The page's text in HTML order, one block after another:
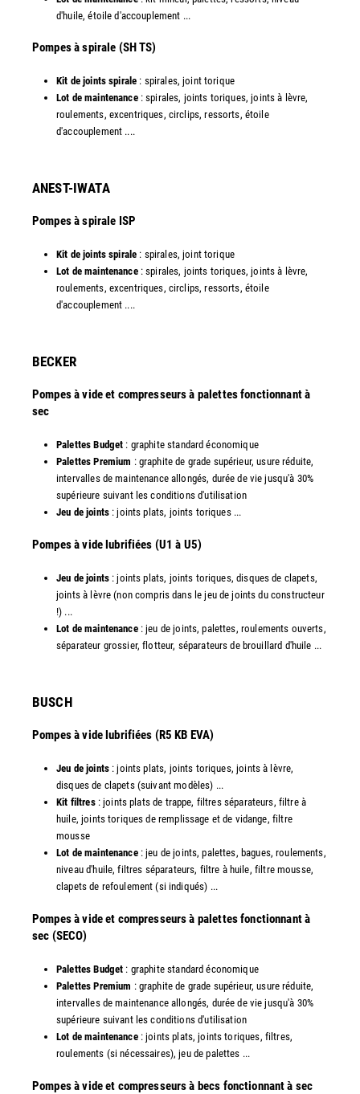
d'huile, étoile d'accouplement ...​
​Pompes à spirale (SH TS)
Kit de joints spirale : spirales, joint torique
Lot de maintenance: spirales, joints toriques, joints à lèvre,
roulements, excentriques, circlips, ressorts, étoile
d'accouplement ....​
ANEST-IWATA
Pompes à spirale ISP
Kit de joints spirale : spirales, joint torique
Lot de maintenance: spirales, joints toriques, joints à lèvre,
roulements, excentriques, circlips, ressorts, étoile
d'accouplement ....
​BECKER
Pompes à vide et compresseurs à palettes fonctionnant à
sec
Palettes Budget : graphite standard économique
Palettes Premium : graphite de grade supérieur, usure réduite,
intervalles de maintenance allongés, durée de vie jusqu'à 30%
supérieure suivant les conditions d'utilisation
Jeu de joints: joints plats, joints toriques ...
​Pompes à vide lubrifiées (U1 à U5)
Jeu de joints: joints plats, joints toriques, disques de clapets,
joints à lèvre (non compris dans le jeu de joints du constructeur
!) ...
Lot de maintenance: jeu de joints, palettes, roulements ouverts,
séparateur grossier, flotteur, séparateurs de brouillard d'huile ...
​BUSCH
Pompes à vide lubrifiées (R5 KB EVA)
Jeu de joints : joints plats, joints toriques, joints à lèvre,
disques de clapets (suivant modèles) ...
Kit filtres: joints plats de trappe, filtres séparateurs, filtre à
huile, joints toriques de remplissage et de vidange, filtre
mousse
Lot de maintenance: jeu de joints, palettes, bagues, roulements,
niveau d'huile, filtres séparateurs, filtre à huile, filtre mousse,
clapets de refoulement (si indiqués) ...
​Pompes à vide et compresseurs à palettes fonctionnant à
sec (SECO)
Palettes Budget : graphite standard économique
Palettes Premium : graphite de grade supérieur, usure réduite,
intervalles de maintenance allongés, durée de vie jusqu'à 30%
supérieure suivant les conditions d'utilisation
Lot de maintenance: joints plats, joints toriques, filtres,
roulements (si nécessaires), jeu de palettes ...
Pompes à vide et compresseurs à becs fonctionnant à sec